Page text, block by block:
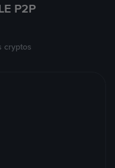
P2P
cryptos